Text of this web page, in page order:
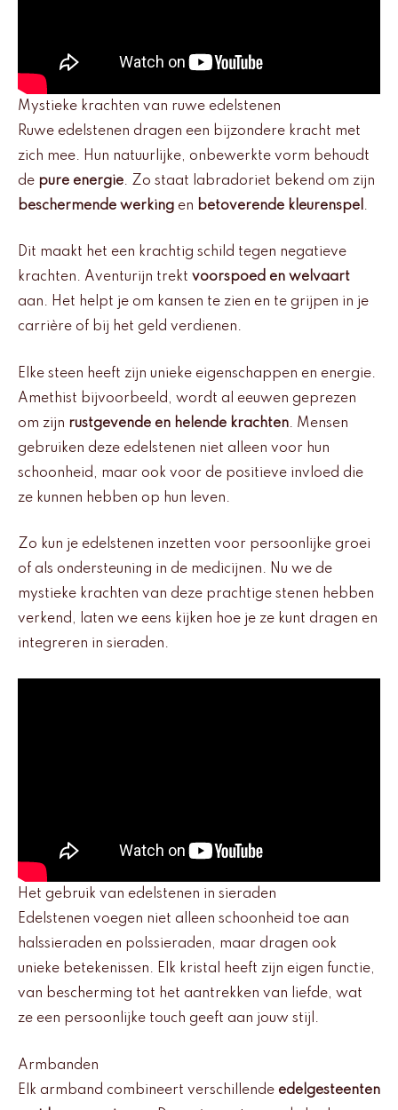
Mystieke krachten van ruwe edelstenen
Ruwe edelstenen dragen een bijzondere kracht met
zich mee. Hun natuurlijke, onbewerkte vorm behoudt
de pure energie. Zo staat labradoriet bekend om zijn
beschermende werking en betoverende kleurenspel .
Dit maakt het een krachtig schild tegen negatieve
krachten. Aventurijn trekt voorspoed en welvaart
aan. Het helpt je om kansen te zien en te grijpen in je
carrière of bij het geld verdienen.
Elke steen heeft zijn unieke eigenschappen en energie.
Amethist bijvoorbeeld, wordt al eeuwen geprezen
om zijn rustgevende en helende krachten. Mensen
gebruiken deze edelstenen niet alleen voor hun
schoonheid, maar ook voor de positieve invloed die
ze kunnen hebben op hun leven.
Zo kun je edelstenen inzetten voor persoonlijke groei
of als ondersteuning in de medicijnen. Nu we de
mystieke krachten van deze prachtige stenen hebben
verkend, laten we eens kijken hoe je ze kunt dragen en
integreren in sieraden.
Het gebruik van edelstenen in sieraden
Edelstenen voegen niet alleen schoonheid toe aan
halssieraden en polssieraden, maar dragen ook
unieke betekenissen. Elk kristal heeft zijn eigen functie,
van bescherming tot het aantrekken van liefde, wat
ze een persoonlijke touch geeft aan jouw stijl.
Armbanden
Elk armband combineert verschillende edelgesteenten